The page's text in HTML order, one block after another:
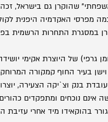
2013, סרטו "סיפור משפחתי" שהוקרן גם
בכמה מפרסי האקדמיה היפנית
במסגרת התחרות הרשמית
גרפי) של היוצרת אקימי
בעיר החוף קמקורה
בנק וצ`יקה הצעירה,
נוכחים ומתפקדים